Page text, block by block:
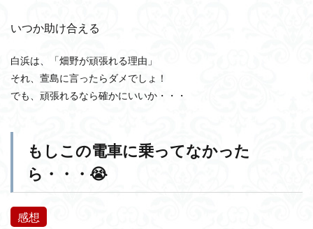
いつか助け合える
白浜は、「畑野が頑張れる理由」
それ、萱島に言ったらダメでしょ！
でも、頑張れるなら確かにいいか・・・
もしこの電車に乗ってなかった
ら・・・😭
感想